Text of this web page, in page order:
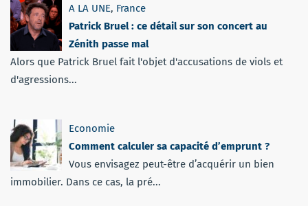
A LA UNE, France
Patrick Bruel : ce détail sur son concert au
Zénith passe mal
Alors que Patrick Bruel fait l'objet d'accusations de viols et
d'agressions...
Economie
Comment calculer sa capacité d’emprunt ?
Vous envisagez peut-être d’acquérir un bien
immobilier. Dans ce cas, la pré...